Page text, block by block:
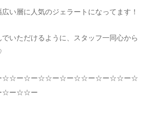
い層に人気のジェラートになってます！
いただけるように、スタッフ一同心から
☆☆ー☆ー☆☆ー☆ー☆☆ー☆ー☆☆ー☆
☆ー☆☆ー